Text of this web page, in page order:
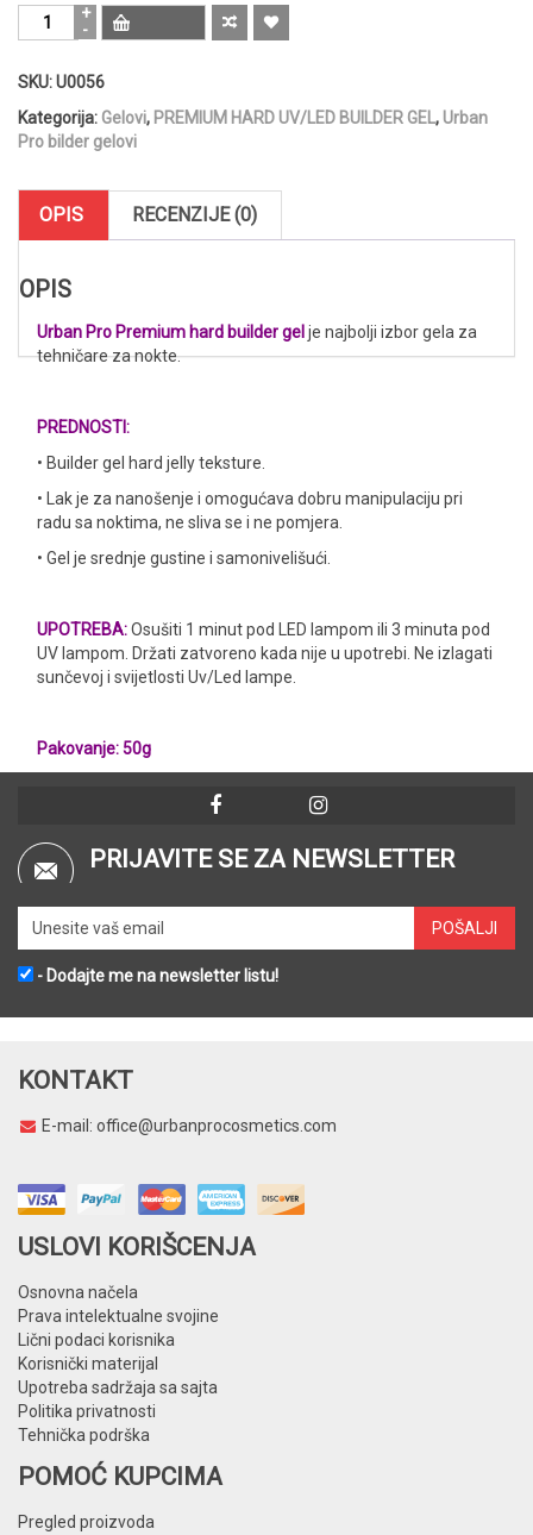
URBAN
PRO
PREMIUM
Builder
gel
White
SKU:U0056
Kategorija: Gelovi, PREMIUM HARD UV/LED BUILDER GEL, Urban
Pro bilder gelovi
OPIS RECENZIJE (0)
OPIS
Urban Pro Premium hard builder gel je najbolji izbor gela za
tehničare za nokte.
PREDNOSTI:
• Builder gel hard jelly teksture.
• Lak је za nanošenje i omogućava dobru manipulaciju pri
radu sa noktima, ne sliva se i ne pomjera.
• Gel je srednje gustine i samonivelišući.
UPOTREBA:Osušiti 1 minut pod LED lampom ili 3 minuta pod
UV lampom. Držati zatvoreno kada nije u upotrebi. Ne izlagati
sunčevoj i svijetlosti Uv/Led lampe.
Pakovanje: 50g
PRIJAVITE SE ZA NEWSLETTER
- Dodajte me na newsletter listu!
KONTAKT
E-mail: office@urbanprocosmetics.com
USLOVI KORIŠCENJA
Osnovna načela
Prava intelektualne svojine
Lični podaci korisnika
Korisnički materijal
Upotreba sadržaja sa sajta
Politika privatnosti
Tehnička podrška
POMOĆ KUPCIMA
Pregled proizvoda